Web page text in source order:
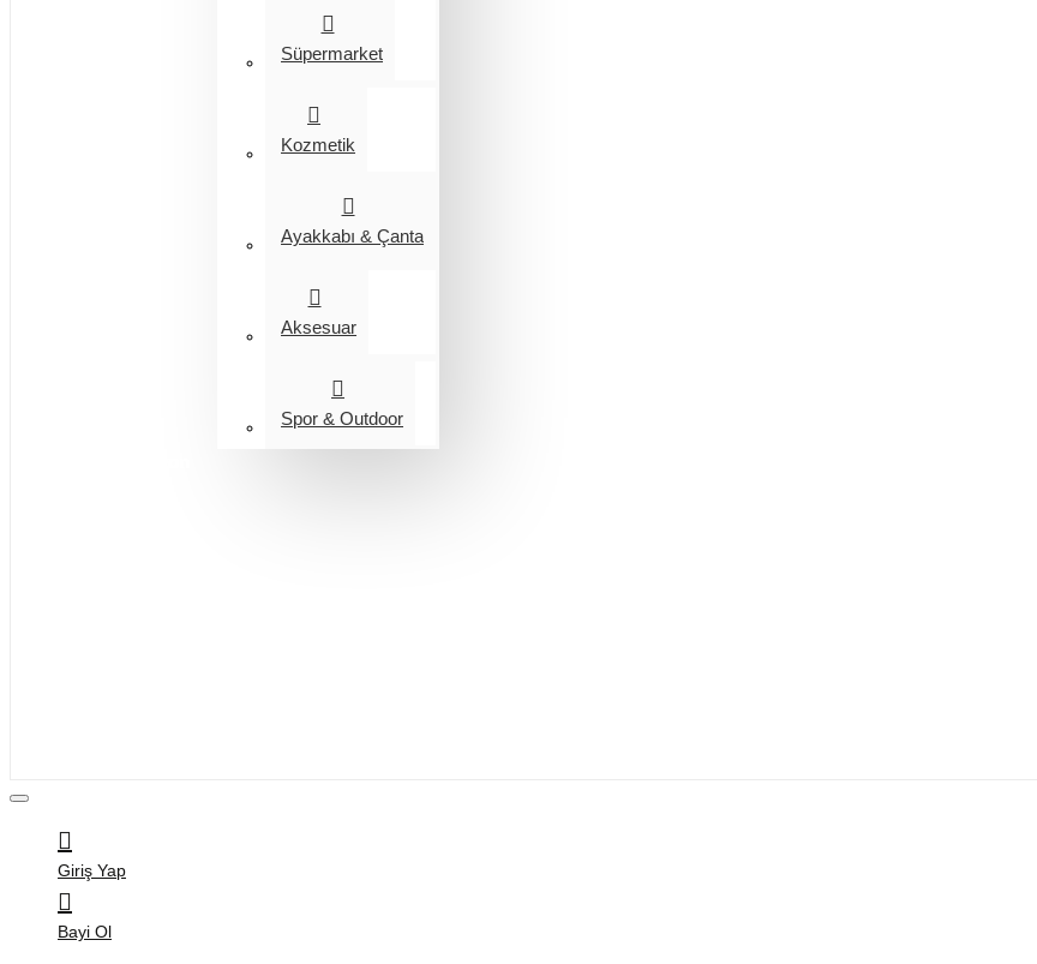
Süpermarket
Kozmetik
Ayakkabı & Çanta
Aksesuar
Spor & Outdoor
Giriş Yap
Bayi Ol